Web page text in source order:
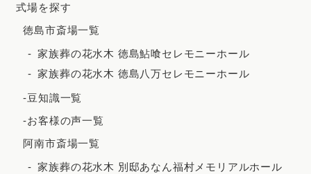
式場を探す
徳島市斎場一覧
家族葬の花水木 徳島鮎喰セレモニーホール
家族葬の花水木 徳島八万セレモニーホール
-豆知識一覧
-お客様の声一覧
阿南市斎場一覧
家族葬の花水木 別邸あなん福村メモリアルホール